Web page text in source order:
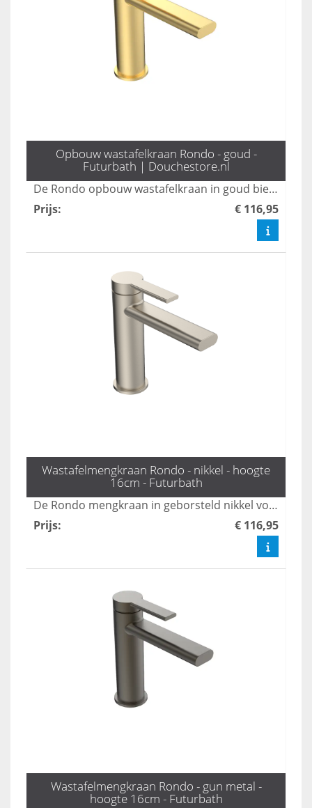
Opbouw wastafelkraan Rondo - goud -
Futurbath | Douchestore.nl
De Rondo opbouw wastafelkraan in goud biedt een stijlvol design dat elegantie toevoegt aan elke badkamer. Met een hoogte van 16 cm is deze kraan niet alleen praktisch, maar ook een statement piece dat moderne esthetiek combineert met functionaliteit. Transformeer uw wastafel met deze luxe toevoeging en geniet van een verfijnde uitstraling.
Prijs: € 116,95
Wastafelmengkraan Rondo - nikkel - hoogte
16cm - Futurbath
De Rondo mengkraan in geborsteld nikkel voegt een elegante en luxe touch toe aan uw badkamer. Met een comfortabele hoogte van 16 cm is deze kraan ideaal voor dagelijks gebruik en combineert functionaliteit met stijl.
Prijs: € 116,95
Wastafelmengkraan Rondo - gun metal -
hoogte 16cm - Futurbath